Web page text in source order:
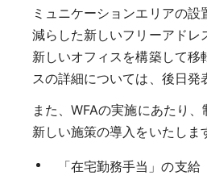
ミュニケーションエリアの設
減らした新しいフリーアドレ
新しいオフィスを構築して移
スの詳細については、後日発
また、WFAの実施にあたり、
新しい施策の導入をいたしま
「在宅勤務手当」の支給